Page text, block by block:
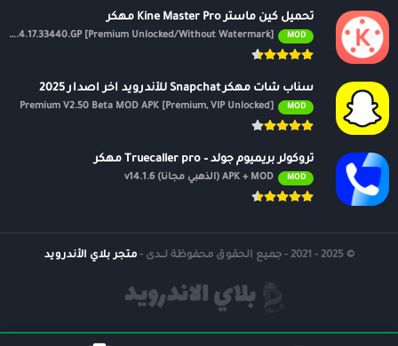
تحميل كين ماستر Kine Master Pro مهكر
MOD
APK v7.4.17.33440.GP [Premium Unlocked/Without Watermark]
سناب شات مهكر Snapchat للأندرويد اخر اصدار 2025
MOD
Premium V2.50 Beta MOD APK [Premium, VIP Unlocked]
تروكولر بريميوم جولد – Truecaller pro مهكر
MOD APK + MOD (الذهبي مجانًا) v14.1.6
© 2025 - 2021 - جميع الحقوق محفوظة لــدى - متجر بلاي الأندرويد